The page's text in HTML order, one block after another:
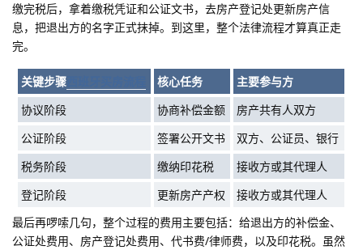
缴完税后，拿着缴税凭证和公证文书，去房产登记处更新房产信
息，把退出方的名字正式抹掉。到这里，整个法律流程才算真正走
完。
关键步骤 核心任务
主要参与方
协议阶段
协商补偿金额
房产共有人双方
公证阶段
签署公开文书
双方、公证员、银行
税务阶段
缴纳印花税
接收方或其代理人
登记阶段
更新房产产权
接收方或其代理人
最后再啰嗦几句，整个过程的费用主要包括：给退出方的补偿金、
公证处费用、房产登记处费用、代书费/律师费，以及印花税。虽然